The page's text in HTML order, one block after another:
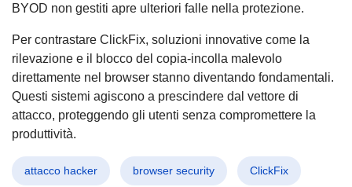
BYOD non gestiti apre ulteriori falle nella protezione.
Per contrastare ClickFix, soluzioni innovative come la
rilevazione e il blocco del copia-incolla malevolo
direttamente nel browser stanno diventando fondamentali.
Questi sistemi agiscono a prescindere dal vettore di
attacco, proteggendo gli utenti senza compromettere la
produttività.
attacco hacker browser security ClickFix